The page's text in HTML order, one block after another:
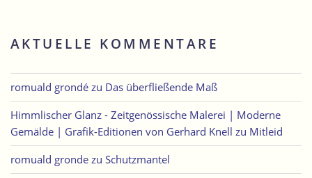
AKTUELLE KOMMENTARE
romuald grondé zu Das überfließende Maß
Himmlischer Glanz - Zeitgenössische Malerei | Moderne
Gemälde | Grafik-Editionen von Gerhard Knell zu Mitleid
romuald gronde zu Schutzmantel